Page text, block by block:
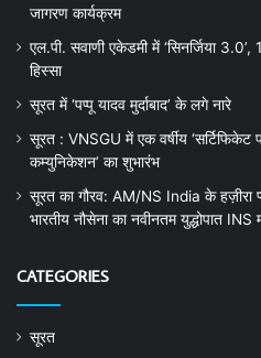
जागरण कार्यक्रम
एल.पी. सवाणी एकेडमी में ‘सिनर्जिया
हिस्सा
सूरत में ‘पप्पू यादव मुर्दाबाद’ के लगे नारे
सूरत : VNSGU में एक वर्षीय ‘सर्टिफिकेट
कम्युनिकेशन’ का शुभारंभ
सूरत का गौरव: AM/NS India के हज़ीरा
भारतीय नौसेना का नवीनतम युद्धोपात INS
CATEGORIES
सूरत